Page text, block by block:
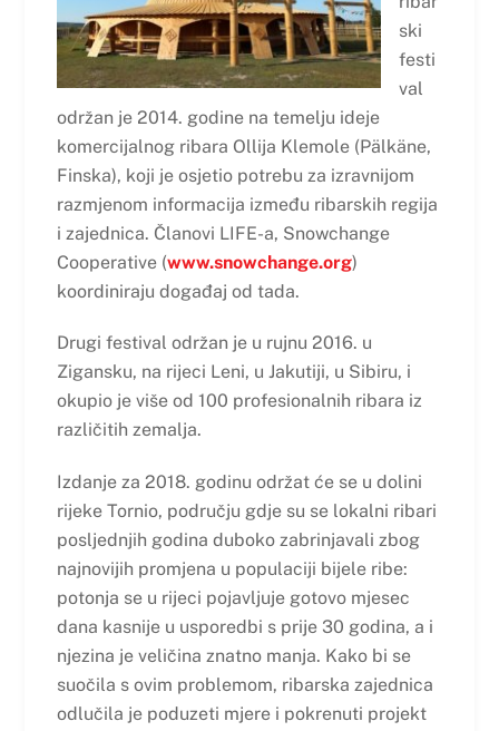
ski
festi
val
održan je 2014. godine na temelju ideje
komercijalnog ribara Ollija Klemole (Pälkäne,
Finska), koji je osjetio potrebu za izravnijom
razmjenom informacija između ribarskih regija
i zajednica. Članovi LIFE-a, Snowchange
Cooperative (www.snowchange.org)
koordiniraju događaj od tada.
Drugi festival održan je u rujnu 2016. u
Zigansku, na rijeci Leni, u Jakutiji, u Sibiru, i
okupio je više od 100 profesionalnih ribara iz
različitih zemalja.
Izdanje za 2018. godinu održat će se u dolini
rijeke Tornio, području gdje su se lokalni ribari
posljednjih godina duboko zabrinjavali zbog
najnovijih promjena u populaciji bijele ribe:
potonja se u rijeci pojavljuje gotovo mjesec
dana kasnije u usporedbi s prije 30 godina, a i
njezina je veličina znatno manja. Kako bi se
suočila s ovim problemom, ribarska zajednica
odlučila je poduzeti mjere i pokrenuti projekt